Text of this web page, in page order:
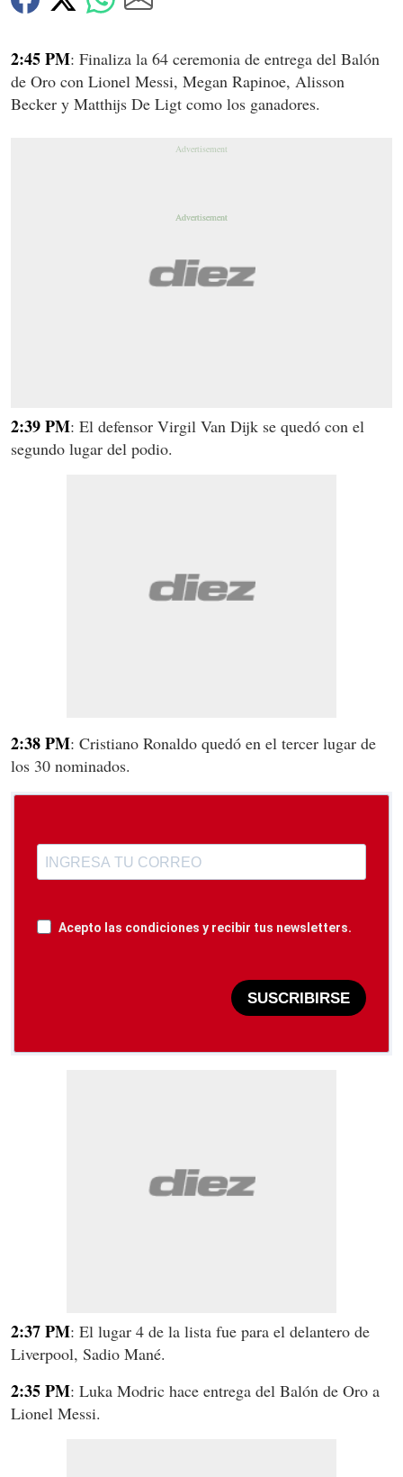
2:45 PM: Finaliza la 64 ceremonia de entrega del Balón
de Oro con Lionel Messi, Megan Rapinoe, Alisson
Becker y Matthijs De Ligt como los ganadores.
2:39 PM: El defensor Virgil Van Dijk se quedó con el
segundo lugar del podio.
2:38 PM: Cristiano Ronaldo quedó en el tercer lugar de
los 30 nominados.
Acepto las condiciones y recibir tus newsletters.
SUSCRIBIRSE
2:37 PM: El lugar 4 de la lista fue para el delantero de
Liverpool, Sadio Mané.
2:35 PM: Luka Modric hace entrega del Balón de Oro a
Lionel Messi.